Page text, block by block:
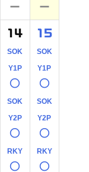
－
－
14
SOK
Y1P
○
SOK
Y2P
○
RKY
○
15
SOK
Y1P
○
SOK
Y2P
○
RKY
○